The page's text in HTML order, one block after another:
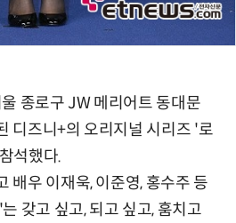
종로구 JW 메리어트 동대문
디즈니+의 오리지널 시리즈 '로
석했다.
배우 이재욱, 이준영, 홍수주 등
갖고 싶고, 되고 싶고, 훔치고